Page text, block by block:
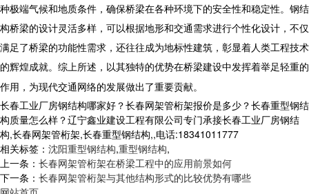
种极端气候和地质条件，确保桥梁在各种环境下的安全性和稳定性。钢结
构桥梁的设计灵活多样，可以根据地形和交通需求进行个性化设计，不仅
满足了桥梁的功能性需求，还往往成为地标性建筑，彰显着人类工程技术
的辉煌成就。综上所述，以其独特的优势在桥梁建设中发挥着举足轻重的
作用，为现代交通网络的发展做出了重要贡献。
长春工业厂房钢结构哪家好？长春网架管桁架报价是多少？长春重型钢结
构质量怎么样？辽宁鑫业建设工程有限公司专门承接长春工业厂房钢结
构,长春网架管桁架,长春重型钢结构,,电话:18341011777
相关标签： 沈阳重型钢结构,重型钢结构,
上一条： 长春网架管桁架在桥梁工程中的应用前景如何
下一条： 长春网架管桁架与其他结构形式的比较优势有哪些